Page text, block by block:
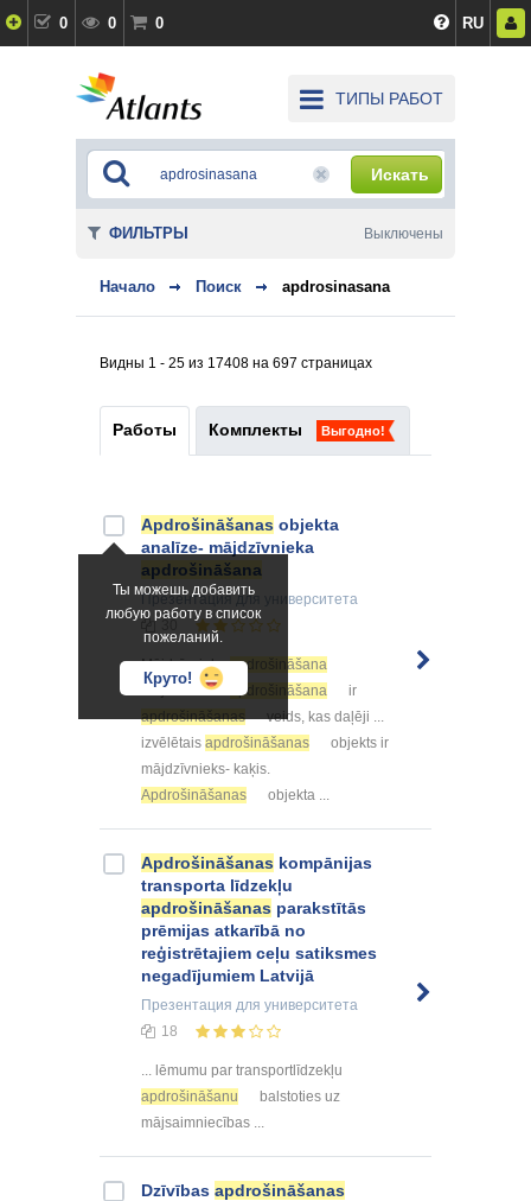
0 0 0 RU
ТИПЫ РАБОТ
Искать
Начало Поиск apdrosinasana
Видны 1 - 25 из 17408 на 697 страницах
Работы Комплекты Выгодно!
Ты можешь добавить
любую работу в список
пожеланий.
Круто!
Apdrošināšanas objekta
analīze- mājdzīvnieka
apdrošināšana
Презентациядля университета
Mājdzīvniekuapdrošināšana
Mājdzīvnieku
apdrošināšana
ir
apdrošināšanas
veids, kas daļēji ...
izvēlētais apdrošināšanas
objekts ir
mājdzīvnieks- kaķis.
Apdrošināšanas
objekta ...
Apdrošināšanas kompānijas
transporta līdzekļu
apdrošināšanas parakstītās
prēmijas atkarībā no
reģistrētajiem ceļu satiksmes
negadījumiem Latvijā
Презентация для университета
18
... lēmumu par transportlīdzekļu
apdrošināšanu
balstoties uz
mājsaimniecības ...
Dzīvības apdrošināšanas
ФИЛЬТРЫ Выключены